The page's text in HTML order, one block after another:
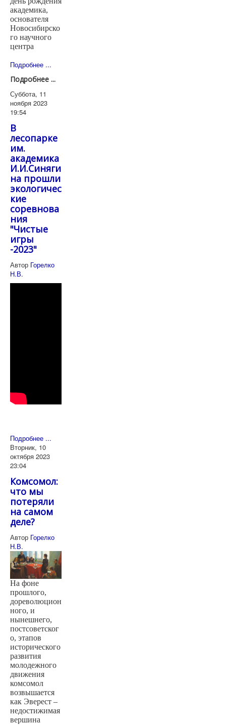
академика,
основателя
Новосибирско
го научного
центра
Подробнее ...
Подробнее ...
Суббота, 11
ноября 2023
19:54
В
лесопарке
им.
академика
И.И.Синяги
на прошли
экологичес
кие
соревнова
ния
"Чистые
игры
-2023"
Автор Горелко
Н.В.
Подробнее ...
Вторник, 10
октября 2023
23:04
Комсомол:
что мы
потеряли
на самом
деле?
Автор Горелко
Н.В.
На фоне
прошлого,
дореволюцион
ного, и
нынешнего,
постсоветског
о, этапов
исторического
развития
молодежного
движения
комсомол
возвышается
как Эверест –
недостижимая
вершина